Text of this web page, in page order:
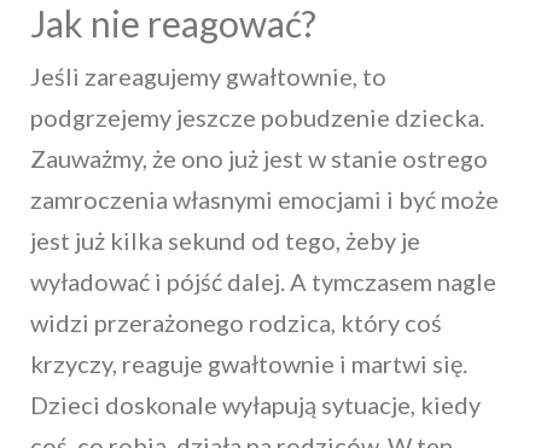
Jak nie reagować?
Jeśli zareagujemy gwałtownie, to
podgrzejemy jeszcze pobudzenie dziecka.
Zauważmy, że ono już jest w stanie ostrego
zamroczenia własnymi emocjami i być może
jest już kilka sekund od tego, żeby je
wyładować i pójść dalej. A tymczasem nagle
widzi przerażonego rodzica, który coś
krzyczy, reaguje gwałtownie i martwi się.
Dzieci doskonale wyłapują sytuacje, kiedy